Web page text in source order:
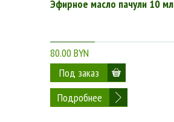
Эфирное масло пачули 10 мл
80.00 BYN
Подробнее